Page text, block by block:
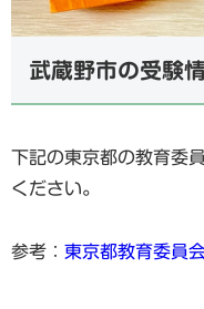
武蔵野市の受験
下記の東京都の教育委
ください。
参考： 東京都教育委員